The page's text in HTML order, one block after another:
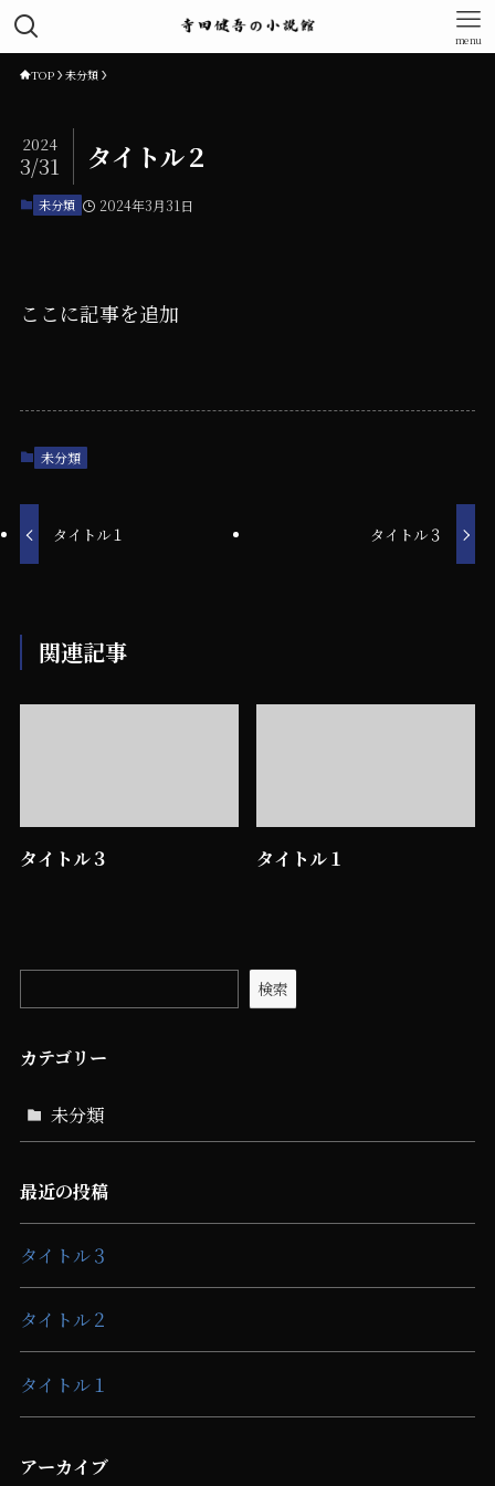
menu
TOP 未分類
タイトル２
2024
3/31
未分類 2024年3月31日
ここに記事を追加
未分類
タイトル１ タイトル３
関連記事
タイトル３ タイトル１
検索
カテゴリー
未分類
最近の投稿
タイトル３
タイトル２
タイトル１
アーカイブ